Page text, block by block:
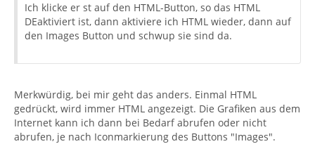
Ich klicke er st auf den HTML-Button, so das HTML
DEaktiviert ist, dann aktiviere ich HTML wieder, dann auf
den Images Button und schwup sie sind da.
Merkwürdig, bei mir geht das anders. Einmal HTML
gedrückt, wird immer HTML angezeigt. Die Grafiken aus dem
Internet kann ich dann bei Bedarf abrufen oder nicht
abrufen, je nach Iconmarkierung des Buttons "Images".